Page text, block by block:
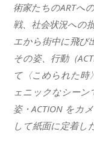
術家たちのARTへ
戦、社会状況への
エから街中に飛び
その姿、行動（
て〈こめられた時
ェニックなシー
姿・ACTION をカ
して紙面に定着し